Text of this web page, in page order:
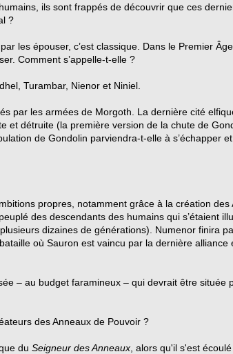
ils sont frappés de découvrir que ces
?
les épouser, c’est classique. Dans le Premier
Comment s’appelle-t-elle ?
Turambar, Nienor et Niniel.
par les armées de Morgoth. La dernière cité
détruite (la première version de la chute de
de Gondolin parviendra-t-elle à s’échapper
propres, notamment grâce à la création
des descendants des humains qui s’étaient
dizaines de générations). Numenor finira
où Sauron est vaincu par la dernière
– au budget faramineux – qui devrait être située
des Anneaux de Pouvoir ?
du Seigneur des Anneaux, alors qu'il s'est